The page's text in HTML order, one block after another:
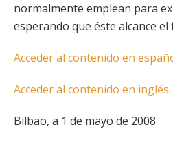
normalmente emplean para
esperando que éste alcance el
Acceder al contenido en
Acceder al contenido en inglés.
Bilbao, a 1 de mayo de 2008